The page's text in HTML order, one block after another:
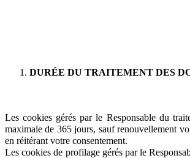
DURÉE DU TRAITEMENT DES
Les cookies gérés par le Responsable du
maximale de 365 jours, sauf renouvellement
en réitérant votre consentement.
Les cookies de profilage gérés par le